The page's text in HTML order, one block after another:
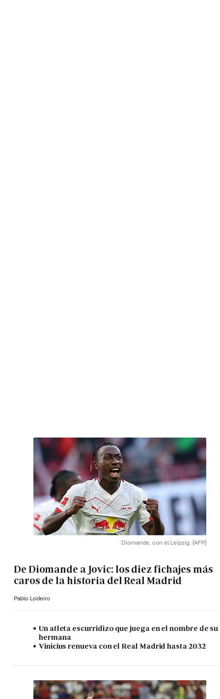
Diomande, con el Leipzig. (AFP)
De Diomande a Jovic: los diez fichajes más
caros de la historia del Real Madrid
Pablo Lodeiro
Un atleta escurridizo que juega en el nombre de su
hermana
Vinicius renueva con el Real Madrid hasta 2032